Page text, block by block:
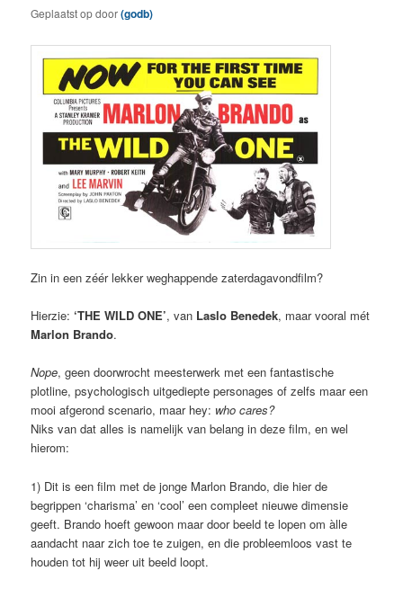
Geplaatst opdoor(godb)
Zin in een zéér lekker weghappende zaterdagavondfilm?
Hierzie:‘THE WILD ONE’, van Laslo Benedek, maar vooral mét
Marlon Brando.
Nope, geen doorwrocht meesterwerk met een fantastische
plotline, psychologisch uitgediepte personages of zelfs maar een
mooi afgerond scenario, maar hey: who cares?
Niks van dat alles is namelijk van belang in deze film, en wel
hierom:
1) Dit is een film met de jonge Marlon Brando, die hier de
begrippen ‘charisma’ en ‘cool’ een compleet nieuwe dimensie
geeft. Brando hoeft gewoon maar door beeld te lopen om àlle
aandacht naar zich toe te zuigen, en die probleemloos vast te
houden tot hij weer uit beeld loopt.